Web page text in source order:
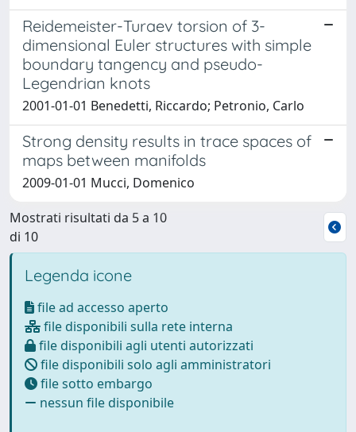
Reidemeister-Turaev torsion of 3-
dimensional Euler structures with simple
boundary tangency and pseudo-
Legendrian knots
2001-01-01 Benedetti, Riccardo; Petronio, Carlo
Strong density results in trace spaces of
maps between manifolds
2009-01-01 Mucci, Domenico
Mostrati risultati da 5 a 10
di 10
Legenda icone
file ad accesso aperto
file disponibili sulla rete interna
file disponibili agli utenti autorizzati
file disponibili solo agli amministratori
file sotto embargo
nessun file disponibile